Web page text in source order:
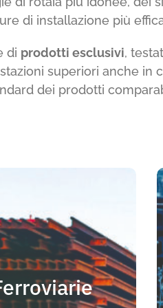
di installazione più
di prodotti esclusivi,
superiori anche in
dei prodotti
per gru. Quando non vi
di prestazione, possono
soddisfacente
TUTTO